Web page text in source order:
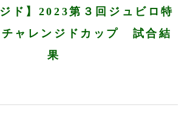
ジド】2023第３回ジュビロ特
チャレンジドカップ 試合結
果